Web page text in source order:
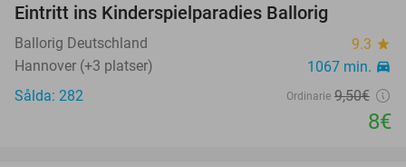
Eintritt ins Kinderspielparadies Ballorig
Ballorig Deutschland 9.3 star
Hannover (+3 platser) 1067 min. directions_car
Sålda: 282 Ordinarie 9,50€
8€